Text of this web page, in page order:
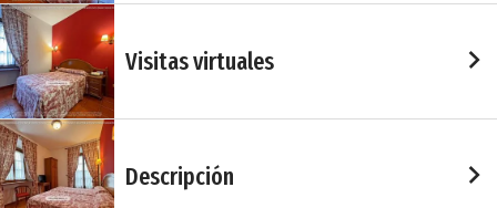
Visitas virtuales
Descripción